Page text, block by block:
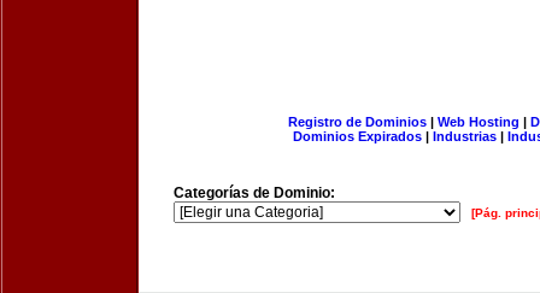
Registro de Dominios| Web Hosting |
Dominios Expirados | Industrias |
Categorías de Dominio:
[Pág.